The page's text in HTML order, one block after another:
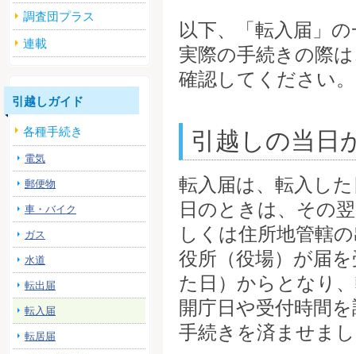
以下、「転入届」
実際の手続きの際
確認してください。
引越しの当日
転入届は、転入し
日のときは、その
しくは住所地管轄
役所（役場）が届
た日）からとなり
開庁日や受付時間
手続きを済ませま
調査団プラス
連載
引越しガイド
各種手続き
電気
郵便物
車・バイク
ガス
水道
転出届
転入届
転居届